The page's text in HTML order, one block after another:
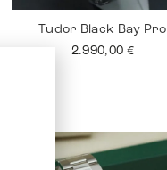
Tudor Black Bay Pro
2.990,00 €